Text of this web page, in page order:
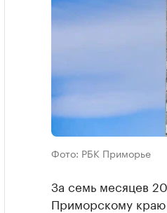
Фото: РБК Приморье
За семь месяцев
Приморскому краю